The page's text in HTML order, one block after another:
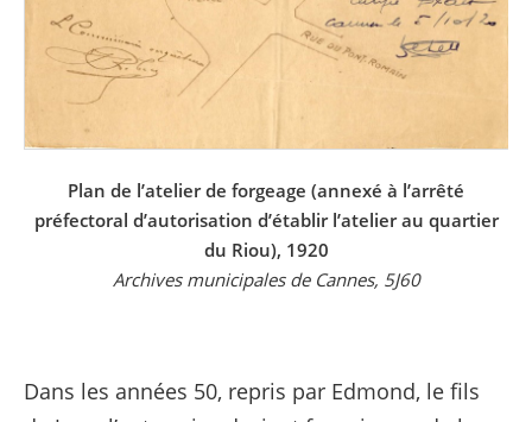
Plan de l’atelier de forgeage (annexé à l’arrêté
préfectoral d’autorisation d’établir l’atelier au quartier
du Riou), 1920
Archives municipales de Cannes, 5J60
Dans les années 50, repris par Edmond, le fils